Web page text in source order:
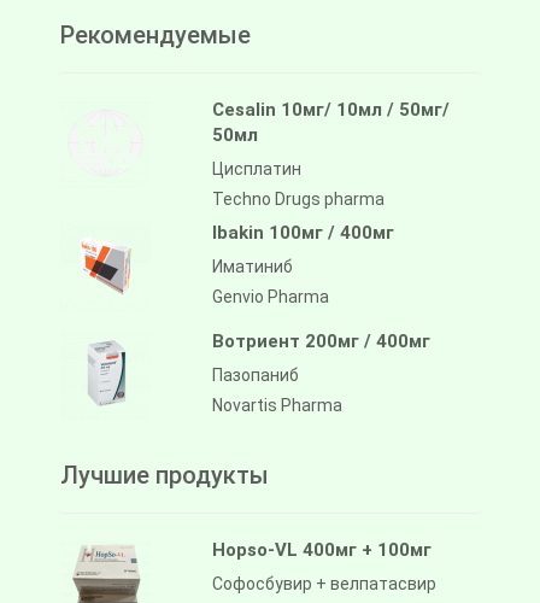
Рекомендуемые
Cesalin 10мг/ 10мл / 50мг/
50мл
Цисплатин
Techno Drugs pharma
Ibakin 100мг / 400мг
Иматиниб
Genvio Pharma
Вотриент 200мг / 400мг
Пазопаниб
Novartis Pharma
Лучшие продукты
Hopso-VL 400мг + 100мг
Софосбувир + велпатасвир